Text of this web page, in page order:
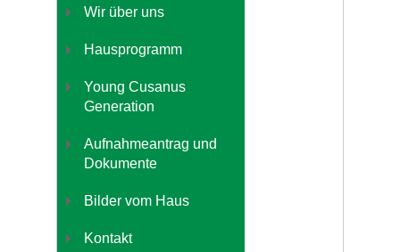
Wir über uns
Hausprogramm
Young Cusanus
Generation
Aufnahmeantrag und
Dokumente
Bilder vom Haus
Kontakt